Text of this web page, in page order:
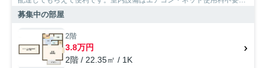
ど大変充実しております。新しい日々を送るにふさわしい、きれいな室
内です。高いニーズのある、フローリングが嬉しい物件となっていま
す。山陽本線須磨の近くでお住まいをお探しならSumoSumoにご連絡く
ださい。設備が充実したお住まいの情報をご提供いたします。
募集中の部屋
2階
3.8万円
2階 / 22.35㎡ / 1K